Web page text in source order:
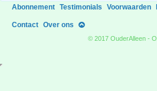
Abonnement Testimonials Voorwaarden
Contact Over ons
© 2017 OuderAlleen -